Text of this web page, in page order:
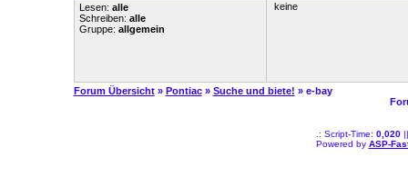
Lesen: alle
Schreiben: alle
Gruppe: allgemein
keine
Forum Übersicht » Pontiac » Suche und biete! » e-bay
.: Script-Time: 0,020||
Powered by ASP-